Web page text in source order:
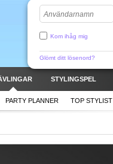
Användarnamn
Kom ihåg mig
Glömt ditt lösenord?
STYLINGSPEL
PARTY PLANNER TOP STYLIST